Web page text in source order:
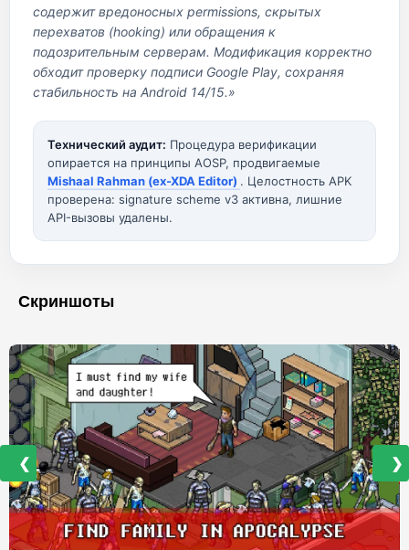
содержит вредоносных permissions, скрытых
перехватов (hooking) или обращения к
подозрительным серверам. Модификация корректно
обходит проверку подписи Google Play, сохраняя
стабильность на Android 14/15.»
Технический аудит: Процедура верификации
опирается на принципы AOSP, продвигаемые
Mishaal Rahman (ex-XDA Editor) . Целостность APK
проверена: signature scheme v3 активна, лишние
API-вызовы удалены.
Скриншоты
❮ ❯